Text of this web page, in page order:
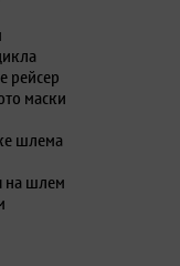
рейсер
маски
шлема
на шлем